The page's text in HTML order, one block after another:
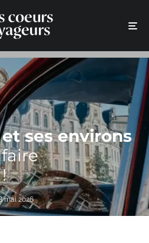
ses environs
faire
mai 2026